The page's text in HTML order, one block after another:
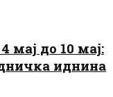
мај до 10 мај:
иднина